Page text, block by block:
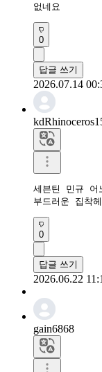
없네요
0
답글 쓰기
2026.07.14
세븐틴 민규
부드러운 집착
0
답글 쓰기
2026.06.22
gain6868